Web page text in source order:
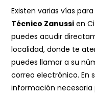
Existen varias vías
Técnico Zanussi en
puedes acudir
localidad, donde te
puedes llamar a su
correo electrónico. En
información